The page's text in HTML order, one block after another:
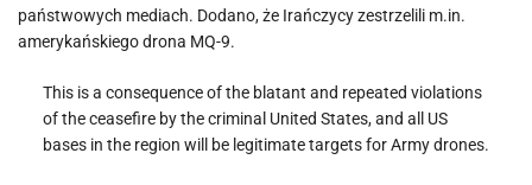
państwowych mediach. Dodano, że Irańczycy zestrzelili m.in.
amerykańskiego drona MQ-9.
This is a consequence of the blatant and repeated violations
of the ceasefire by the criminal United States, and all US
bases in the region will be legitimate targets for Army drones.